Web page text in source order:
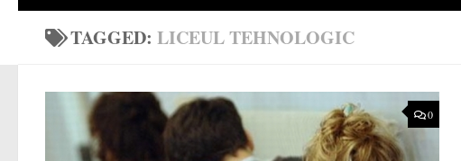
TAGGED: LICEUL TEHNOLOGIC
0